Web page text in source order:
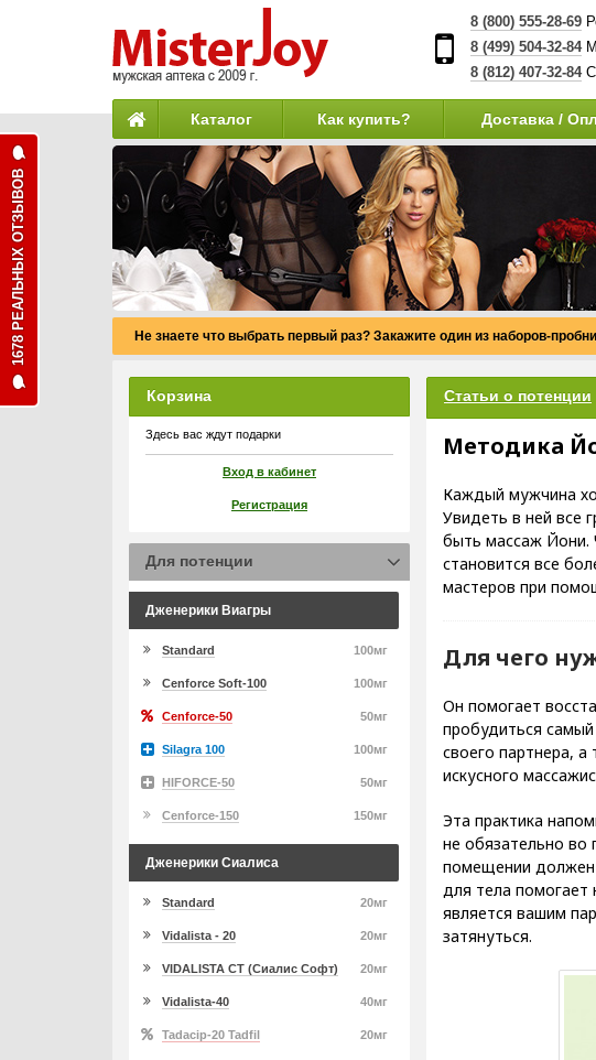
8 (800) 555-28-69
8 (499) 504-32-84
8 (812) 407-32-84
Каталог Как купить? Доставка /
Не знаете что выбрать первый раз? Закажите один из наборов-
Статьи о потенции
Методика
Каждый мужчина
Увидеть в ней все
быть массаж Йони.
становится все
мастеров при
Для чего
Он помогает
пробудиться
своего партнера,
искусного
Эта практика
не обязательно во
помещении должен
для тела помогает
является вашим
затянуться.
Корзина
Здесь вас ждут подарки
Вход в кабинет
Регистрация
Для потенции
Дженерики Виагры
100мг
Standard
100мг
Cenforce Soft-100
50мг
Cenforce-50
100мг
Silagra 100
50мг
HIFORCE-50
150мг
Cenforce-150
Дженерики Сиалиса
20мг
Standard
20мг
Vidalista - 20
20мг
VIDALISTA CT (Сиалис Софт)
40мг
Vidalista-40
20мг
Tadacip-20 Tadfil
1678 РЕАЛЬНЫХ ОТЗЫВОВ